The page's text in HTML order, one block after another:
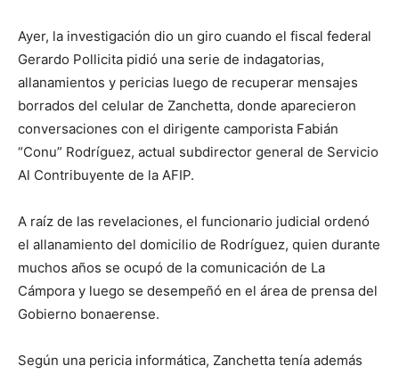
Ayer, la investigación dio un giro cuando el fiscal federal
Gerardo Pollicita pidió una serie de indagatorias,
allanamientos y pericias luego de recuperar mensajes
borrados del celular de Zanchetta, donde aparecieron
conversaciones con el dirigente camporista Fabián
“Conu” Rodríguez, actual subdirector general de Servicio
Al Contribuyente de la AFIP.
A raíz de las revelaciones, el funcionario judicial ordenó
el allanamiento del domicilio de Rodríguez, quien durante
muchos años se ocupó de la comunicación de La
Cámpora y luego se desempeñó en el área de prensa del
Gobierno bonaerense.
Según una pericia informática, Zanchetta tenía además